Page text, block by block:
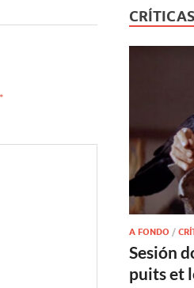
*
CRÍTICAS
A FONDO /
Sesión
puits et